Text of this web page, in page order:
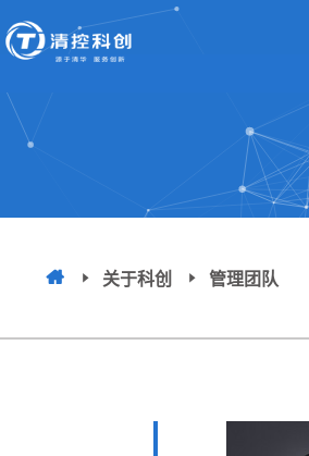
关于科创 管理团队